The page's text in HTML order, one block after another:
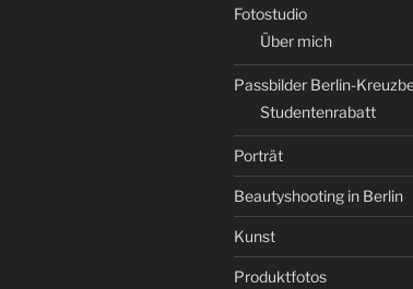
Fotostudio
Über mich
Passbilder Berlin-
Studentenrabatt
Porträt
Beautyshooting in Berlin
Kunst
Produktfotos